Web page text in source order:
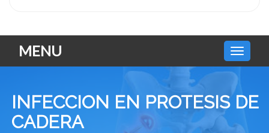
MENU
INFECCION EN PROTESIS DE
CADERA